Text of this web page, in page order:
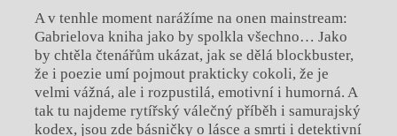
A v tenhle moment narážíme na onen mainstream:
Gabrielova kniha jako by spolkla všechno… Jako
by chtěla čtenářům ukázat, jak se dělá blockbuster,
že i poezie umí pojmout prakticky cokoli, že je
velmi vážná, ale i rozpustilá, emotivní i humorná. A
tak tu najdeme rytířský válečný příběh i samurajský
kodex, jsou zde básničky o lásce a smrti i detektivní